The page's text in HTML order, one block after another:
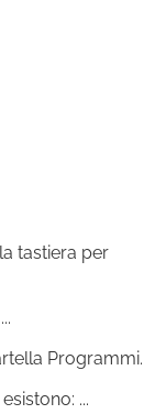
tastiera per
Programmi.
...